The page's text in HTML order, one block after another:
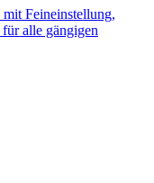
mit Feineinstellung,
alle gängigen